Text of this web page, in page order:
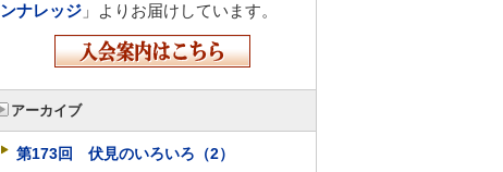
ンナレッジ 」よりお届けしています。
アーカイブ
第173回 伏見のいろいろ（2）